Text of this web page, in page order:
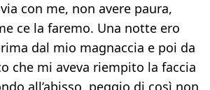
con me, non avere paura,
ce la faremo. Una notte ero
dal mio magnaccia e poi da
che mi aveva riempito la faccia
all’abisso, peggio di così non